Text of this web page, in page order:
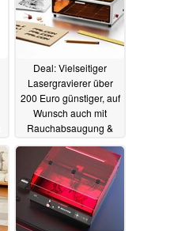
Deal: Vielseitiger
Lasergravierer über
200 Euro günstiger, auf
Wunsch auch mit
Rauchabsaugung &
21.05.2026